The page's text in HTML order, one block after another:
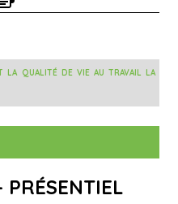
LA QUALITÉ DE VIE AU TRAVAIL LA